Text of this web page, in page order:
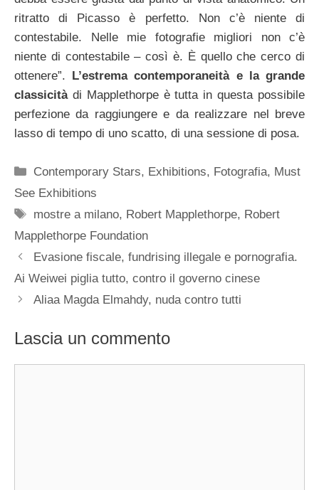
ritratto di Picasso è perfetto. Non c’è niente di
contestabile. Nelle mie fotografie migliori non c’è
niente di contestabile – così è. È quello che cerco di
ottenere”.
L’estrema contemporaneità e la grande
classicitàdi Mapplethorpe è tutta in questa possibile
perfezione da raggiungere e da realizzare nel breve
lasso di tempo di uno scatto, di una sessione di posa.
Categorie
Contemporary Stars, Exhibitions, Fotografia, Must
See Exhibitions
Tag
mostre a milano, Robert Mapplethorpe, Robert
Mapplethorpe Foundation
Evasione fiscale, fundrising illegale e pornografia.
Ai Weiwei piglia tutto, contro il governo cinese
Aliaa Magda Elmahdy, nuda contro tutti
Lascia un commento